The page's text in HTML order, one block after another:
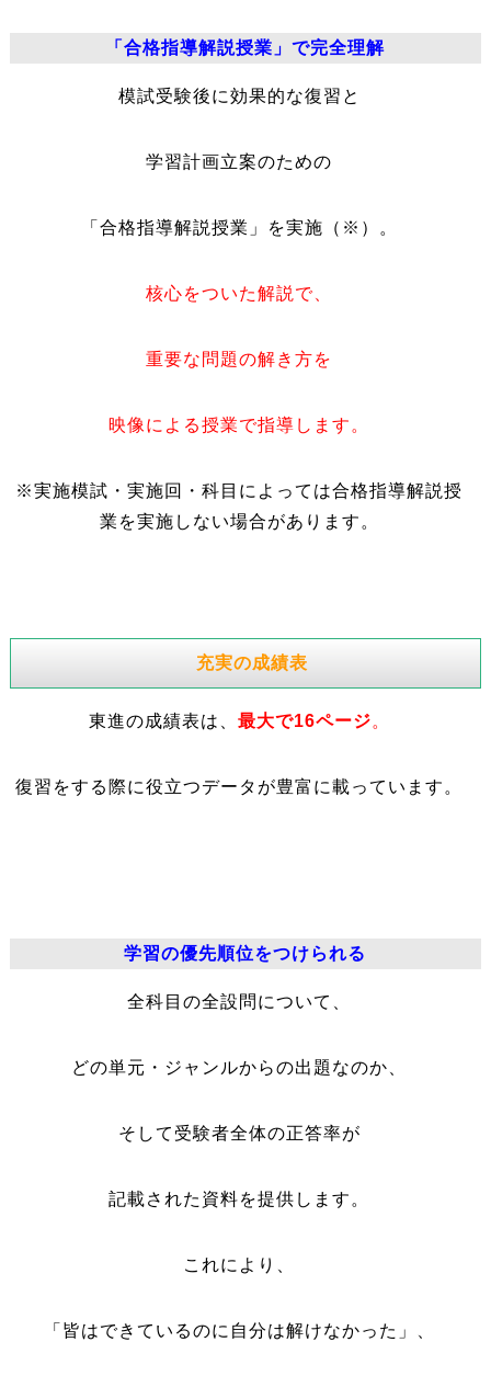
「合格指導解説授業」で完全理解
模試受験後に効果的な復習と
学習計画立案のための
「合格指導解説授業」を実施（※）。
核心をついた解説で、
重要な問題の解き方を
映像による授業で指導します。
※実施模試・実施回・科目によっては合格指導解説授
業を実施しない場合があります。
充実の成績表
東進の成績表は、 最大で16ページ。
復習をする際に役立つデータが豊富に載っています。
学習の優先順位をつけられる
全科目の全設問について、
どの単元・ジャンルからの出題なのか、
そして受験者全体の正答率が
記載された資料を提供します。
これにより、
「皆はできているのに自分は解けなかった」、